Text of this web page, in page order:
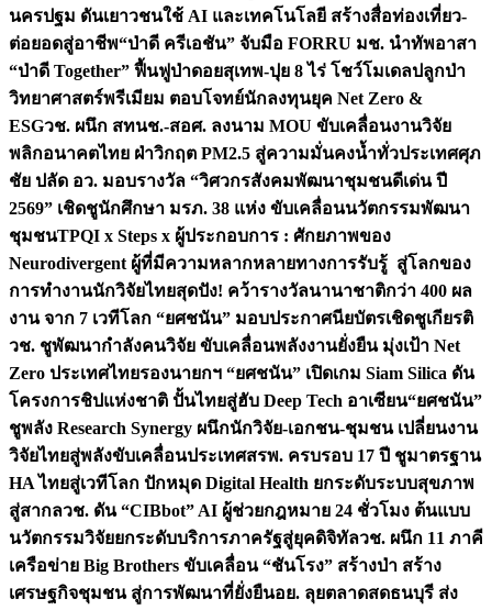
นครปฐม ดันเยาวชนใช้ AI และเทคโนโลยี สร้างสื่อท่องเที่ยว-
ต่อยอดสู่อาชีพ“ป่าดี ครีเอชัน” จับมือ FORRU มช. นำทัพอาสา
“ป่าดี Together” ฟื้นฟูป่าดอยสุเทพ-ปุย 8 ไร่ โชว์โมเดลปลูกป่า
วิทยาศาสตร์พรีเมียม ตอบโจทย์นักลงทุนยุค Net Zero &
ESGวช. ผนึก สทนช.-สอศ. ลงนาม MOU ขับเคลื่อนงานวิจัย
พลิกอนาคตไทย ฝ่าวิกฤต PM2.5 สู่ความมั่นคงน้ำทั่วประเทศศุภ
ชัย ปลัด อว. มอบรางวัล “วิศวกรสังคมพัฒนาชุมชนดีเด่น ปี
2569” เชิดชูนักศึกษา มรภ. 38 แห่ง ขับเคลื่อนนวัตกรรมพัฒนา
ชุมชนTPQI x Steps x ผู้ประกอบการ : ศักยภาพของ
Neurodivergent ผู้ที่มีความหลากหลายทางการรับรู้ สู่โลกของ
การทำงานนักวิจัยไทยสุดปัง! คว้ารางวัลนานาชาติกว่า 400 ผล
งาน จาก 7 เวทีโลก “ยศชนัน” มอบประกาศนียบัตรเชิดชูเกียรติ
วช. ชูพัฒนากำลังคนวิจัย ขับเคลื่อนพลังงานยั่งยืน มุ่งเป้า Net
Zero ประเทศไทยรองนายกฯ “ยศชนัน” เปิดเกม Siam Silica ดัน
โครงการชิปแห่งชาติ ปั้นไทยสู่ฮับ Deep Tech อาเซียน“ยศชนัน”
ชูพลัง Research Synergy ผนึกนักวิจัย-เอกชน-ชุมชน เปลี่ยนงาน
วิจัยไทยสู่พลังขับเคลื่อนประเทศสรพ. ครบรอบ 17 ปี ชูมาตรฐาน
HA ไทยสู่เวทีโลก ปักหมุด Digital Health ยกระดับระบบสุขภาพ
สู่สากลวช. ดัน “CIBbot” AI ผู้ช่วยกฎหมาย 24 ชั่วโมง ต้นแบบ
นวัตกรรมวิจัยยกระดับบริการภาครัฐสู่ยุคดิจิทัลวช. ผนึก 11 ภาคี
เครือข่าย Big Brothers ขับเคลื่อน “ชันโรง” สร้างป่า สร้าง
เศรษฐกิจชุมชน สู่การพัฒนาที่ยั่งยืนอย. ลุยตลาดสดธนบุรี ส่ง